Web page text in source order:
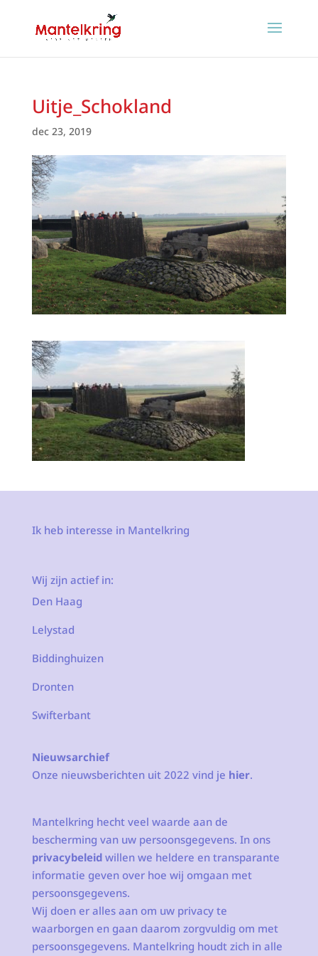
Uitje_Schokland
dec 23, 2019
Ik heb interesse in Mantelkring
Wij zijn actief in:
Den Haag
Lelystad
Biddinghuizen
Dronten
Swifterbant
Nieuwsarchief
Onze nieuwsberichten uit 2022 vind je hier.
Mantelkring hecht veel waarde aan de
bescherming van uw persoonsgegevens. In ons
privacybeleidwillen we heldere en transparante
informatie geven over hoe wij omgaan met
persoonsgegevens.
Wij doen er alles aan om uw privacy te
waarborgen en gaan daarom zorgvuldig om met
persoonsgegevens. Mantelkring houdt zich in alle